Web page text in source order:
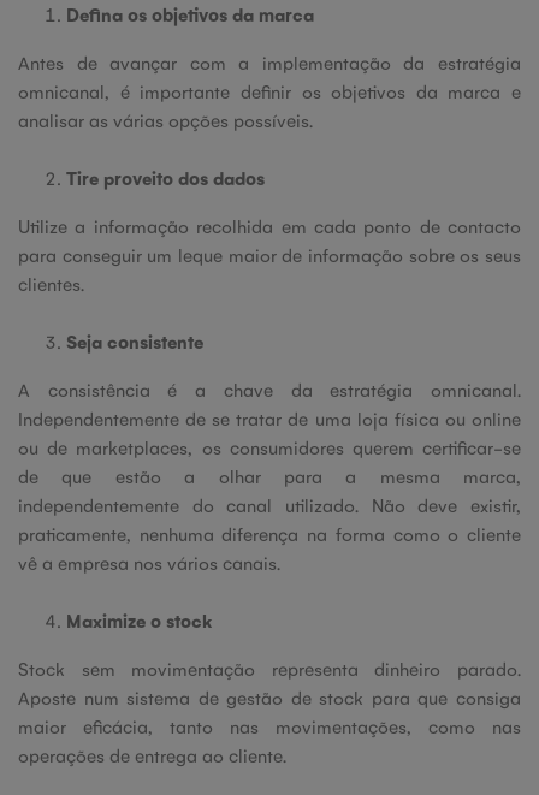
Defina os objetivos da marca
Antes de avançar com a implementação da estratégia
omnicanal, é importante definir os objetivos da marca e
analisar as várias opções possíveis.
Tire proveito dos dados
Utilize a informação recolhida em cada ponto de contacto
para conseguir um leque maior de informação sobre os seus
clientes.
Seja consistente
A consistência é a chave da estratégia omnicanal.
Independentemente de se tratar de uma loja física ou online
ou de marketplaces, os consumidores querem certificar-se
de que estão a olhar para a mesma marca,
independentemente do canal utilizado. Não deve existir,
praticamente, nenhuma diferença na forma como o cliente
vê a empresa nos vários canais.
Maximize o stock
Stock sem movimentação representa dinheiro parado.
Aposte num sistema de gestão de stock para que consiga
maior eficácia, tanto nas movimentações, como nas
operações de entrega ao cliente.